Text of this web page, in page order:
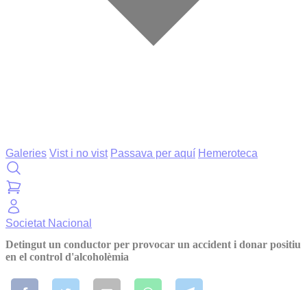
Galeries Vist i no vist Passava per aquí Hemeroteca
Societat Nacional
Detingut un conductor per provocar un accident i donar positiu
en el control d'alcoholèmia